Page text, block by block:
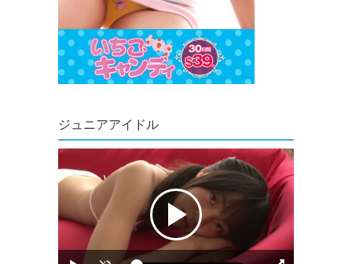
ジュニアアイドル